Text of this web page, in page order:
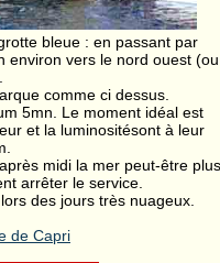
bleue : en passant par
environ vers le nord ouest (ou
comme ci dessus.
5mn. Le moment idéal est
et la luminositésont à leur
midi la mer peut-être plus
arrêter le service.
des jours très nuageux.
de Capri